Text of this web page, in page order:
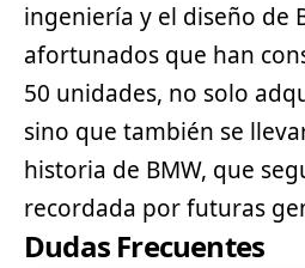
ingeniería y el diseño de
afortunados que han
50 unidades, no solo
sino que también se
historia de BMW, que
recordada por futuras
Dudas Frecuentes